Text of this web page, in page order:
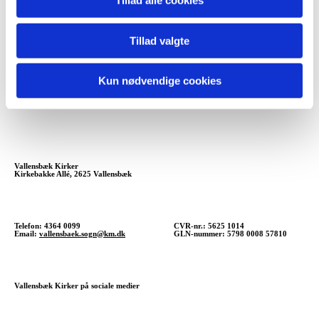
Tillad valgte
Kun nødvendige cookies
Vallensbæk Kirker
Kirkebakke Allé, 2625 Vallensbæk
Telefon: 4364 0099
Email: vallensbaek.sogn@km.dk
CVR-nr.: 5625 1014
GLN-nummer: 5798 0008 57810
Vallensbæk Kirker på sociale medier